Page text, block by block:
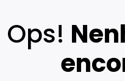
Ops!